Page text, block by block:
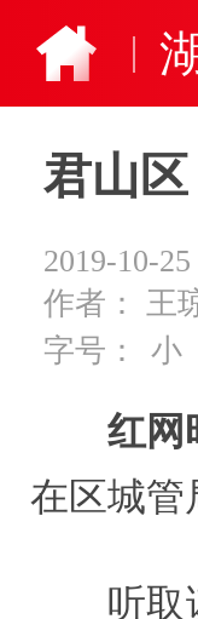
君山
2019-10-
作者： 王
字号：
小
红网
在区城管
听取